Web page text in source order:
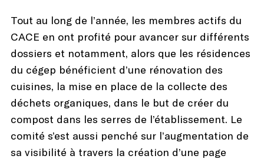
Tout au long de l’année, les membres actifs du
CACE en ont profité pour avancer sur différents
dossiers et notamment, alors que les résidences
du cégep bénéficient d’une rénovation des
cuisines, la mise en place de la collecte des
déchets organiques, dans le but de créer du
compost dans les serres de l’établissement. Le
comité s’est aussi penché sur l’augmentation de
sa visibilité à travers la création d’une page